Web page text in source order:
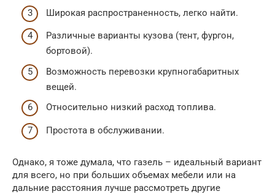
Широкая распространенность, легко найти.
Различные варианты кузова (тент, фургон,
бортовой).
Возможность перевозки крупногабаритных
вещей.
Относительно низкий расход топлива.
Простота в обслуживании.
Однако, я тоже думала, что газель – идеальный вариант
для всего, но при больших объемах мебели или на
дальние расстояния лучше рассмотреть другие